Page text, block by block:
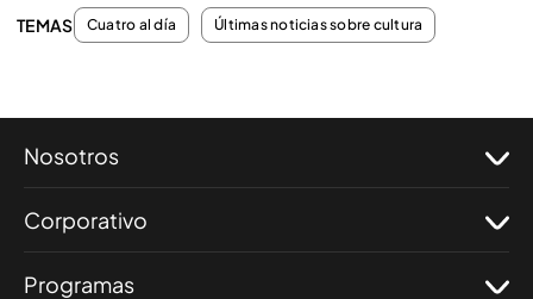
TEMAS Cuatro al día Últimas noticias sobre cultura
Nosotros
Corporativo
Programas